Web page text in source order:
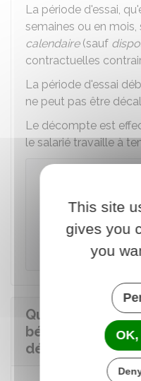
La période d'essai,
semaines ou en
calendaire(sauf
contractuelles
La période d'essai
ne peut pas être
Le décompte est
le salarié travaille à
n'est pas possible
d'essai d'un CDD,
entre le salarié et
Quelles sont les
bénéficier un
défini ou CDD
This site
gives you
you